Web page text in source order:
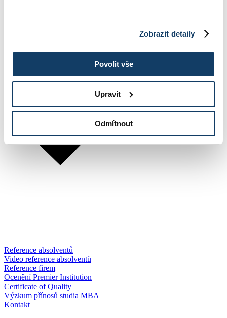
Zobrazit detaily
Povolit vše
Upravit
Odmítnout
Reference absolventů
Video reference absolventů
Reference firem
Ocenění Premier Institution
Certificate of Quality
Výzkum přínosů studia MBA
Kontakt